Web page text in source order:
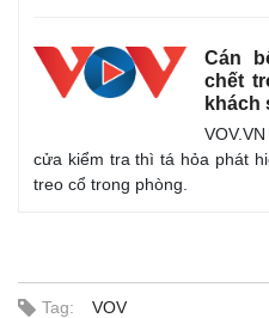
Quan sát
Cuộc sống đó đây
Cán
chết
khách
cửa kiểm tra thì tá hỏa phát
treo cổ trong phòng.
Tag: VOV